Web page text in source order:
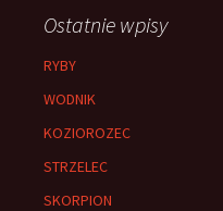
Ostatnie wpisy
RYBY
WODNIK
KOZIOROZEC
STRZELEC
SKORPION